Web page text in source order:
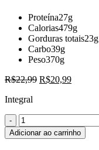
Proteína27g
Calorias479g
Gorduras totais23g
Carbo39g
Peso370g
R$22,99 R$20,99
Integral
Adicionar ao carrinho